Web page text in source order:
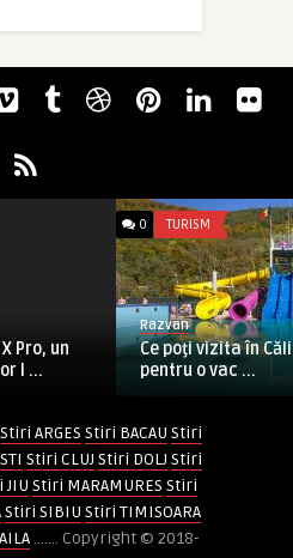
Pro, un
I ...
0 TURISM
Razvan
Ce poţi vizita în
pentru o vac ...
Stiri ARGES Stiri BACAU Stiri
Stiri CLUJ Stiri DOLJ Stiri
JIU Stiri MARAMURES Stiri
Stiri SIBIU Stiri TIMISOARA
....... Copyright © 2018-